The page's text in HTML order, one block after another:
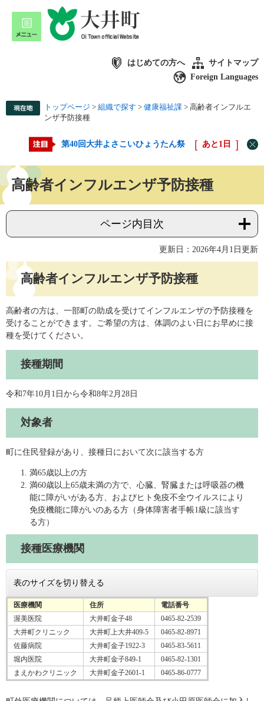
はじめての方へ
サイトマップ
Foreign Languages
トップページ > 組織で探す > 健康福祉課 > 高齢者インフルエ
ンザ予防接種
第40回大井よさこいひょうたん祭 あと 1 日
高齢者インフルエンザ予防接種
ページ内目次
更新日：2026年4月1日更新
高齢者インフルエンザ予防接種
高齢者の方は、一部町の助成を受けてインフルエンザの予防接種を
受けることができます。ご希望の方は、体調のよい日にお早めに接
種を受けてください。
接種期間
令和7年10月1日から令和8年2月28日
対象者
町に住民登録があり、接種日において次に該当する方
満65歳以上の方
満60歳以上65歳未満の方で、心臓、腎臓または呼吸器の機
能に障がいがある方、およびヒト免疫不全ウイルスにより
免疫機能に障がいのある方（身体障害者手帳1級に該当す
る方）
接種医療機関
表のサイズを切り替える
医療機関 住所
電話番号
渥美医院
大井町金子48
0465-82-2539
大井町クリニック
大井町上大井409-5
0465-82-8971
佐藤病院
大井町金子1922-3
0465-83-5611
堀内医院
大井町金子849-1
0465-82-1301
まえかわクリニック
大井町金子2601-1 0465-86-0777